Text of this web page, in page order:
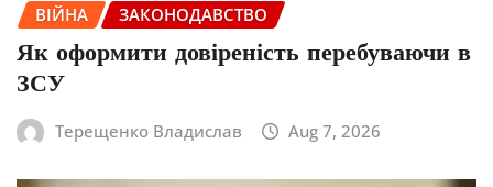
ВІЙНА ЗАКОНОДАВСТВО
Як оформити довіреність перебуваючи в
ЗСУ
Терещенко Владислав Aug 7, 2026